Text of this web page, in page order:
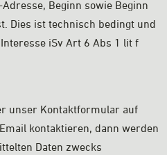
Beginn sowie Beginn
Dies ist technisch bedingt und
iSv Art 6 Abs 1 lit f
unser Kontaktformular auf
kontaktieren, dann werden
Daten zwecks